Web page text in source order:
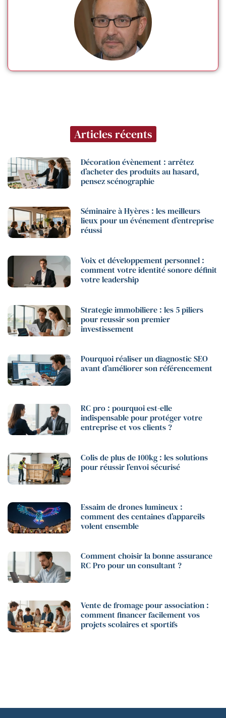
Articles récents
Décoration évènement : arrêtez
d’acheter des produits au hasard,
pensez scénographie
Séminaire à Hyères : les meilleurs
lieux pour un événement d’entreprise
réussi
Voix et développement personnel :
comment votre identité sonore définit
votre leadership
Strategie immobiliere : les 5 piliers
pour reussir son premier
investissement
Pourquoi réaliser un diagnostic SEO
avant d’améliorer son référencement
RC pro : pourquoi est-elle
indispensable pour protéger votre
entreprise et vos clients ?
Colis de plus de 100kg : les solutions
pour réussir l’envoi sécurisé
Essaim de drones lumineux :
comment des centaines d’appareils
volent ensemble
Comment choisir la bonne assurance
RC Pro pour un consultant ?
Vente de fromage pour association :
comment financer facilement vos
projets scolaires et sportifs